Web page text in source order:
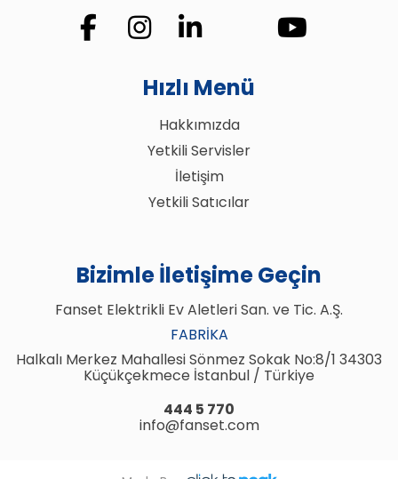
Hızlı Menü
Hakkımızda
Yetkili Servisler
İletişim
Yetkili Satıcılar
Bizimle İletişime Geçin
Fanset Elektrikli Ev Aletleri San. ve Tic. A.Ş.
FABRIKA
Halkalı Merkez Mahallesi Sönmez Sokak No:8/1 34303
Küçükçekmece İstanbul / Türkiye
444 5 770
info@fanset.com